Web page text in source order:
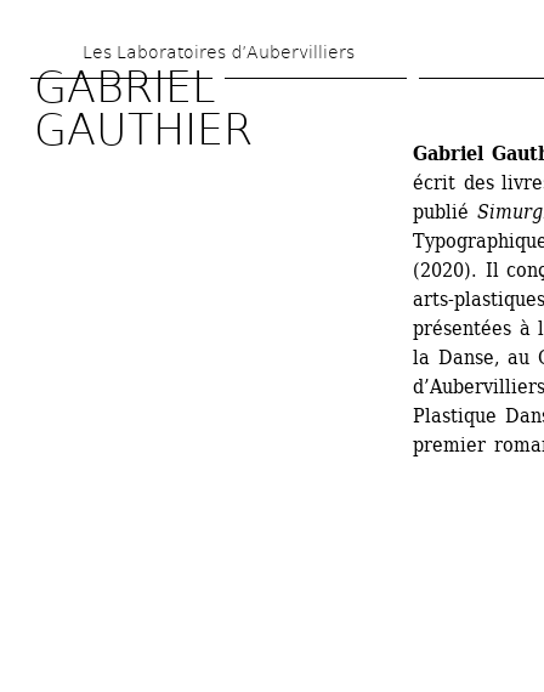
au
contenu
principal
Les Laboratoires d’Aubervilliers
GABRIEL
GAUTHIER
Gabriel
écrit des
publié
(2020). Il
arts-
présentées à
la Danse, au
Plastique
premier